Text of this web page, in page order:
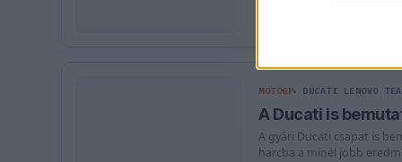
kihagyása eléggé ijesztő
MOTOGP DUCATI LENOVO
A Ducati is
A gyári Ducati csapat is
harcba a minél jobb